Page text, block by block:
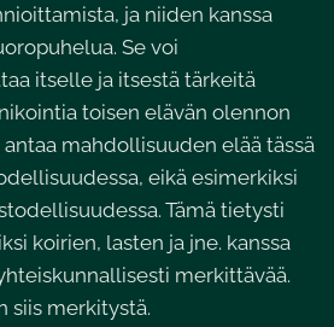
ja niiden kanssa
Se voi
itselle ja itsestä tärkeitä
toisen elävän olennon
antaa mahdollisuuden elää tässä
eikä esimerkiksi
Tämä tietysti
koirien, lasten ja jne. kanssa
merkittävää.
siis merkitystä.